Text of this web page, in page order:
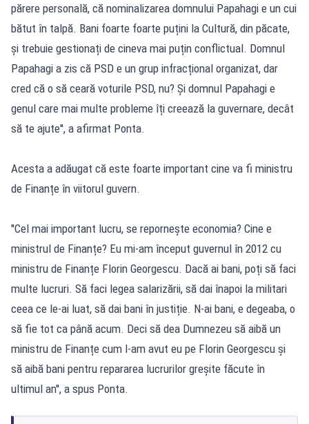
părere personală, că nominalizarea domnului Papahagi e un cui
bătut în talpă. Bani foarte foarte puțini la Cultură, din păcate,
și trebuie gestionați de cineva mai puțin conflictual. Domnul
Papahagi a zis că PSD e un grup infracțional organizat, dar
cred că o să ceară voturile PSD, nu? Și domnul Papahagi e
genul care mai multe probleme îți creează la guvernare, decât
să te ajute'', a afirmat Ponta.
Acesta a adăugat că este foarte important cine va fi ministru
de Finanțe în viitorul guvern.
''Cel mai important lucru, se repornește economia? Cine e
ministrul de Finanțe? Eu mi-am început guvernul în 2012 cu
ministru de Finanțe Florin Georgescu. Dacă ai bani, poți să faci
multe lucruri. Să faci legea salarizării, să dai înapoi la militari
ceea ce le-ai luat, să dai bani în justiție. N-ai bani, e degeaba, o
să fie tot ca până acum. Deci să dea Dumnezeu să aibă un
ministru de Finanțe cum l-am avut eu pe Florin Georgescu și
să aibă bani pentru repararea lucrurilor greșite făcute în
ultimul an'', a spus Ponta.